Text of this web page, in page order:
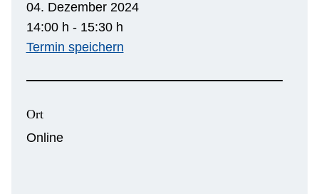
04. Dezember 2024
14:00 h - 15:30 h
Termin speichern
Ort
Online